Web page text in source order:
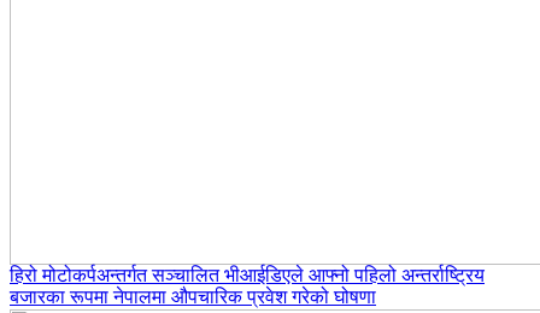
हिरो मोटोकर्पअन्तर्गत सञ्चालित भीआईडिएले आफ्नो पहिलो अन्तर्राष्ट्रिय
बजारका रूपमा नेपालमा औपचारिक प्रवेश गरेको घोषणा